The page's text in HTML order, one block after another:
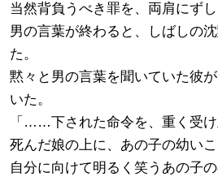
当然背負うべき罪を、両肩にずし
男の言葉が終わると、しばしの
た。
黙々と男の言葉を聞いていた彼
いた。
「……下された命令を、重く受け
死んだ娘の上に、あの子の幼いこ
自分に向けて明るく笑うあの子